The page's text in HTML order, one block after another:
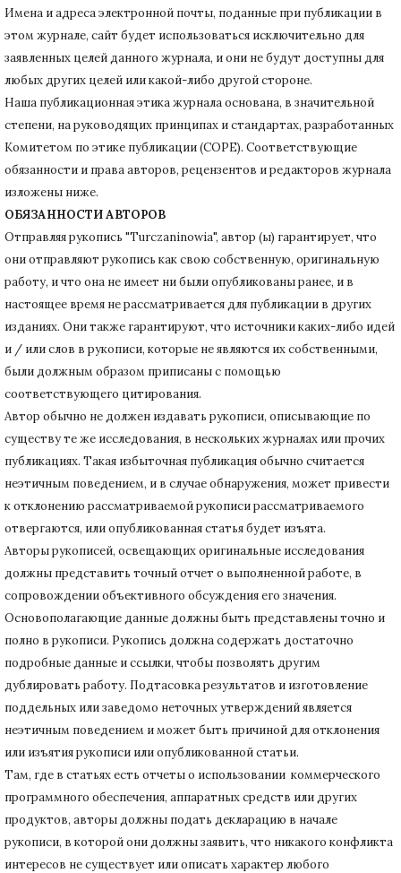
Имена и адреса электронной почты, поданные при публикации в
этом журнале, сайт будет использоваться исключительно для
заявленных целей данного журнала, и они не будут доступны для
любых других целей или какой-либо другой стороне.
Наша публикационная этика журнала основана, в значительной
степени, на руководящих принципах и стандартах, разработанных
Комитетом по этике публикации (COPE). Соответствующие
обязанности и права авторов, рецензентов и редакторов журнала
изложены ниже.
ОБЯЗАННОСТИ АВТОРОВ
Отправляя рукопись "Turczaninowia", автор (ы) гарантирует, что
они отправляют рукопись как свою собственную, оригинальную
работу, и что она не имеет ни были опубликованы ранее, и в
настоящее время не рассматривается для публикации в других
изданиях. Они также гарантируют, что источники каких-либо идей
и / или слов в рукописи, которые не являются их собственными,
были должным образом приписаны с помощью
соответствующего цитирования.
Автор обычно не должен издавать рукописи, описывающие по
существу те же исследования, в нескольких журналах или прочих
публикациях. Такая избыточная публикация обычно считается
неэтичным поведением, и в случае обнаружения, может привести
к отклонению рассматриваемой рукописи рассматриваемого
отвергаются, или опубликованная статья будет изъята.
Авторы рукописей, освещающих оригинальные исследования
должны представить точный отчет о выполненной работе, в
сопровождении объективного обсуждения его значения.
Основополагающие данные должны быть представлены точно и
полно в рукописи. Рукопись должна содержать достаточно
подробные данные и ссылки, чтобы позволять другим
дублировать работу. Подтасовка результатов и изготовление
поддельных или заведомо неточных утверждений является
неэтичным поведением и может быть причиной для отклонения
или изъятия рукописи или опубликованной статьи.
Там, где в статьях есть отчеты о использовании коммерческого
программного обеспечения, аппаратных средств или других
продуктов, авторы должны подать декларацию в начале
рукописи, в которой они должны заявить, что никакого конфликта
интересов не существует или описать характер любого